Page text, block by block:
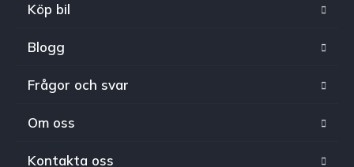
Köp bil
Blogg
Frågor och svar
Om oss
Kontakta oss